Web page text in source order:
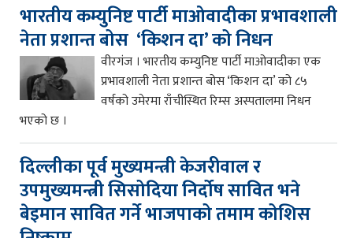
भारतीय कम्युनिष्ट पार्टी माओवादीका प्रभावशाली
नेता प्रशान्त बोस ‘किशन दा’ को निधन
वीरगंज । भारतीय कम्युनिष्ट पार्टी माओवादीका एक
प्रभावशाली नेता प्रशान्त बोस ‘किशन दा’ को ८५
वर्षको उमेरमा राँचीस्थित रिम्स अस्पतालमा निधन
भएको छ ।
दिल्लीका पूर्व मुख्यमन्त्री केजरीवाल र
उपमुख्यमन्त्री सिसोदिया निर्दोष सावित भने
बेइमान सावित गर्ने भाजपाको तमाम कोशिस